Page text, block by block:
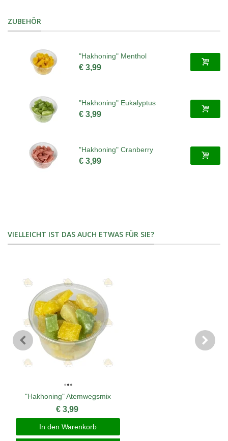
ZUBEHÖR
"Hakhoning" Menthol
€ 3,99
"Hakhoning" Eukalyptus
€ 3,99
"Hakhoning" Cranberry
€ 3,99
VIELLEICHT IST DAS AUCH ETWAS FÜR SIE?
"Hakhoning" Atemwegsmix
€ 3,99
In den Warenkorb